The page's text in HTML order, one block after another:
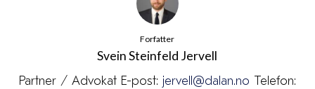
Forfatter
Svein Steinfeld Jervell
Partner / Advokat E-post: jervell@dalan.no Telefon: